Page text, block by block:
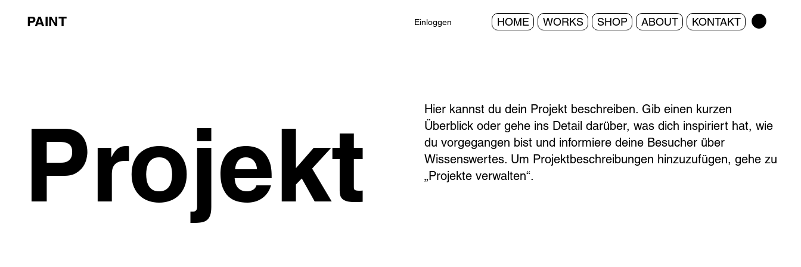
PAINT Einloggen HOME WORKS SHOP ABOUT KONTAKT
Projekt
Hier kannst du dein Projekt beschreiben. Gib einen kurzen
Überblick oder gehe ins Detail darüber, was dich inspiriert hat, wie
du vorgegangen bist und informiere deine Besucher über
Wissenswertes. Um Projektbeschreibungen hinzuzufügen, gehe zu
„Projekte verwalten“.